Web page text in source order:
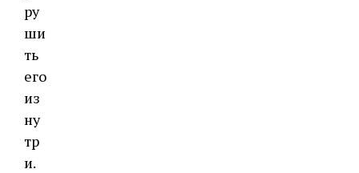
ру
ши
ть
его
из
ну
тр
и.